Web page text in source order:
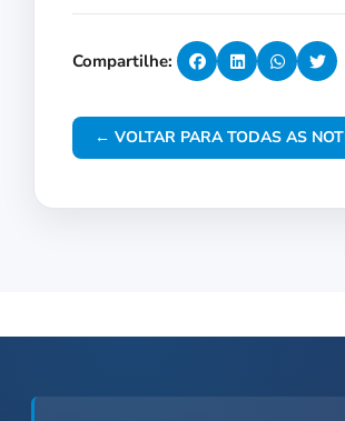
Compartilhe:
← VOLTAR PARA TODAS AS